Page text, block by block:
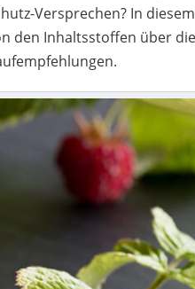
Versprechen? In
den Inhaltsstoffen über